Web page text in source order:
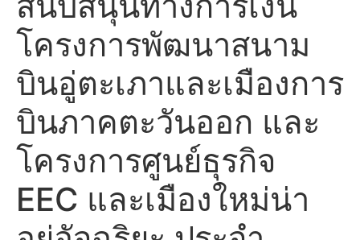
โครงการพัฒนาสนาม
บินอู่ตะเภาและเมืองการ
บินภาคตะวันออก และ
โครงการศูนย์ธุรกิจ
EEC และเมืองใหม่น่า